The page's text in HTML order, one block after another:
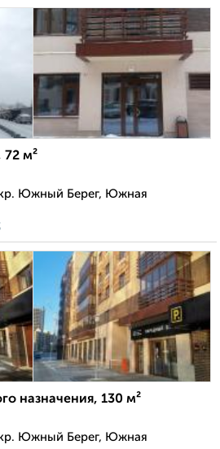
м²
Южный Берег, Южная
назначения, 130 м²
Южный Берег, Южная